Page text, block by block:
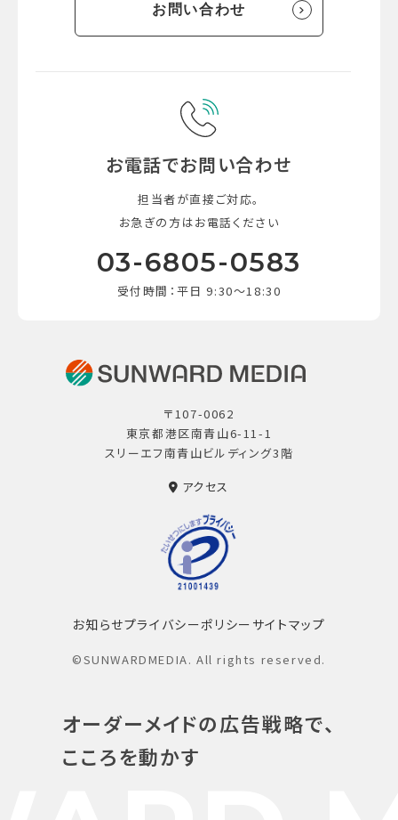
お問い合わせ
お電話でお問い合わせ
担当者が直接ご対応。
お急ぎの方はお電話ください
03-6805-0583
受付時間：平日 9:30～18:30
〒107-0062
東京都港区南青山6-11-1
スリーエフ南青山ビルディング3階
アクセス
お知らせプライバシーポリシー サイトマップ
©SUNWARDMEDIA. All rights reserved.
オーダーメイドの広告戦略で、
こころを動かす